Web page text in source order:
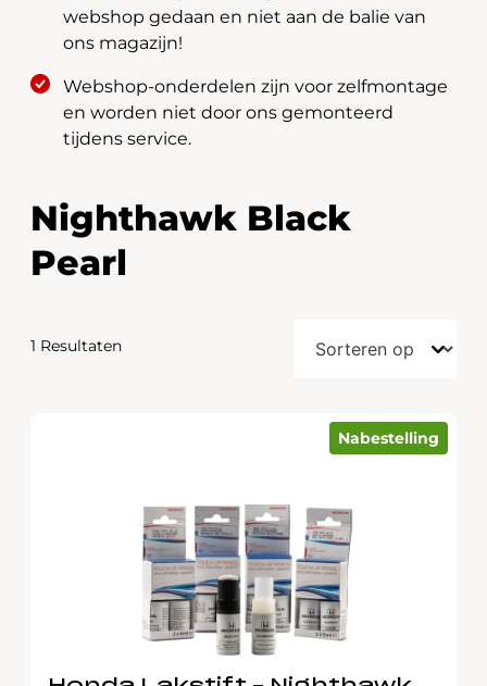
webshop gedaan en niet aan de balie van
ons magazijn!
Webshop-onderdelen zijn voor zelfmontage
en worden niet door ons gemonteerd
tijdens service.
Nighthawk Black
Pearl
1 Resultaten
Nabestelling